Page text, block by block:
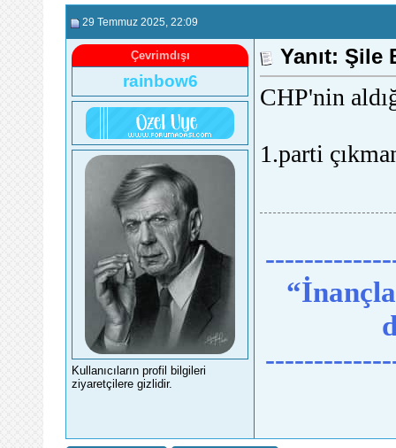
29 Temmuz 2025 , 22:09
Çevrimdışı
rainbow6
Kullanıcıların profil bilgileri
ziyaretçilere gizlidir.
Yanıt: Şile
CHP'nin
1.parti